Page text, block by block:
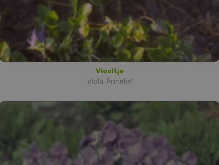
Viooltje
Viola 'Anneke'